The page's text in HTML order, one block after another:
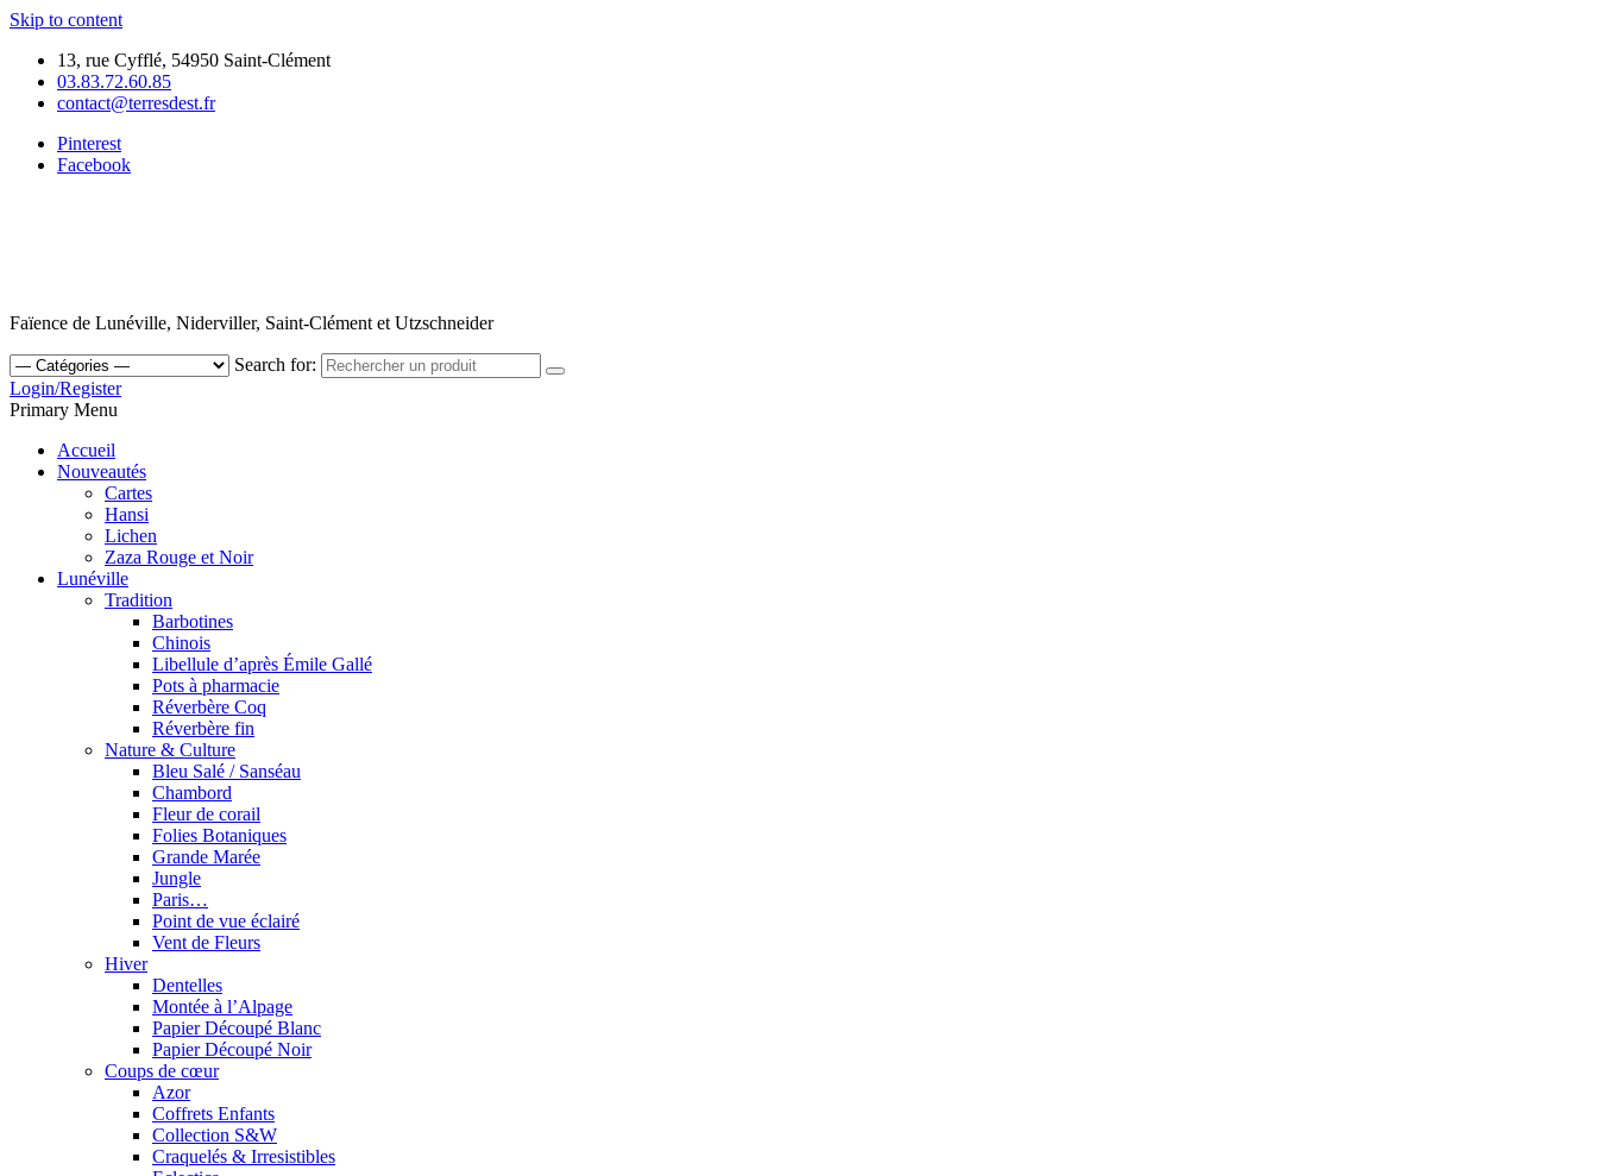
Skip to content
13, rue Cyfflé, 54950 Saint-Clément
03.83.72.60.85
contact@terresdest.fr
Pinterest
Facebook
Faïence de Lunéville, Niderviller, Saint-Clément et Utzschneider
Search for:
Login/Register
Primary Menu
Accueil
Nouveautés
Cartes
Hansi
Lichen
Zaza Rouge et Noir
Lunéville
Tradition
Barbotines
Chinois
Libellule d’après Émile Gallé
Pots à pharmacie
Réverbère Coq
Réverbère fin
Nature & Culture
Bleu Salé / Sanséau
Chambord
Fleur de corail
Folies Botaniques
Grande Marée
Jungle
Paris…
Point de vue éclairé
Vent de Fleurs
Hiver
Dentelles
Montée à l’Alpage
Papier Découpé Blanc
Papier Découpé Noir
Coups de cœur
Azor
Coffrets Enfants
Collection S&W
Craquelés & Irresistibles